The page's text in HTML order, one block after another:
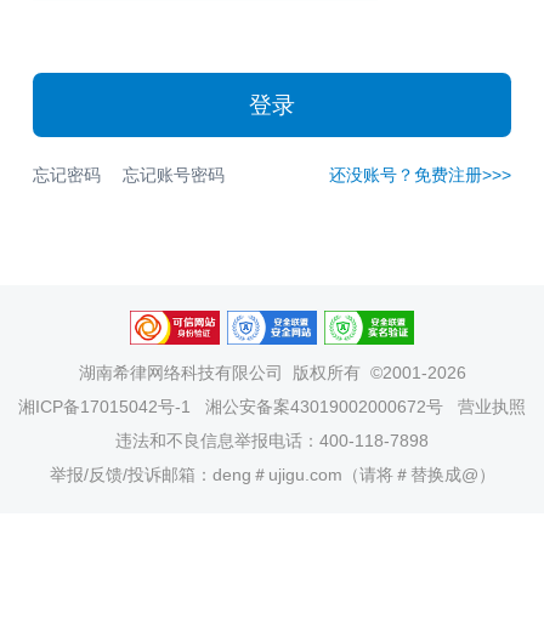
登录
忘记密码 忘记账号密码 还没账号？免费注册>>>
湖南希律网络科技有限公司
版权所有 ©2001-2026
湘ICP备17015042号-1
湘公安备案43019002000672号
营业执照
违法和不良信息举报电话：400-118-7898
举报/反馈/投诉邮箱：deng＃ujigu.com（请将＃替换成@）